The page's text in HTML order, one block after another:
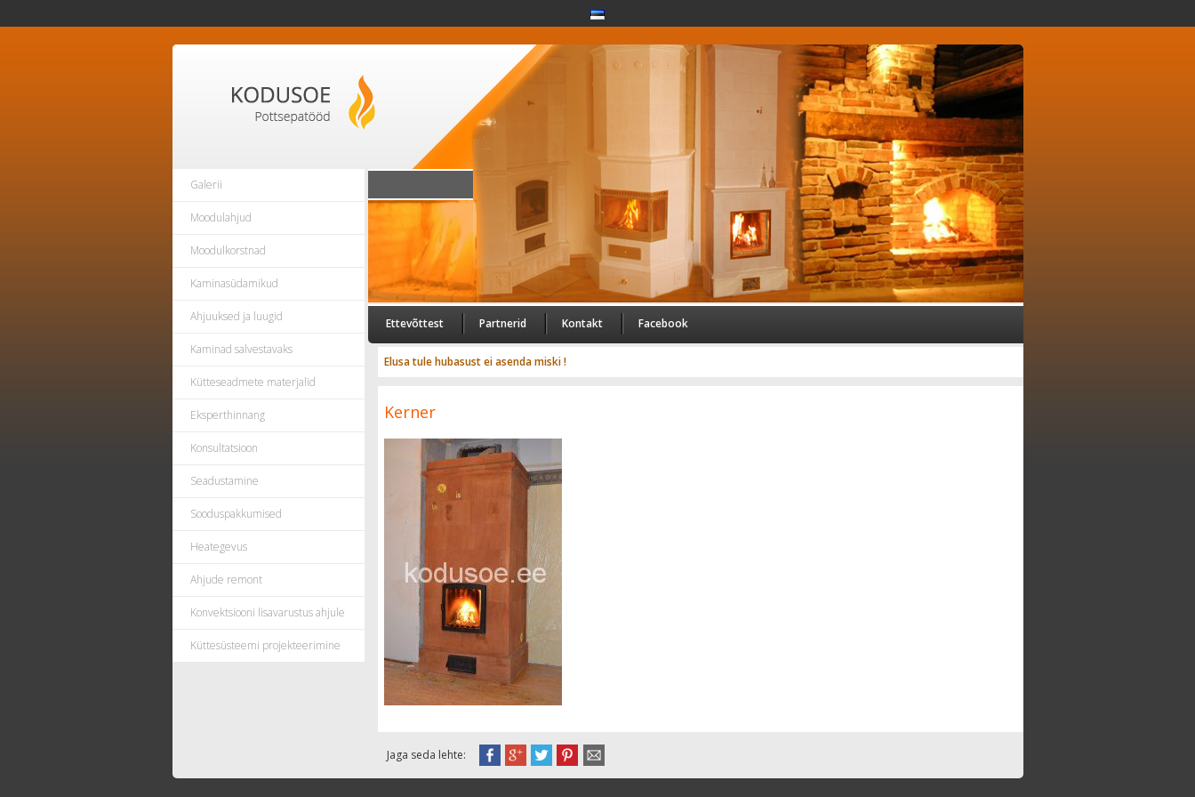
Galerii
Moodulahjud
Moodulkorstnad
Kaminasüdamikud
Ahjuuksed ja luugid
Kaminad salvestavaks
Kütteseadmete materjalid
Eksperthinnang
Konsultatsioon
Seadustamine
Sooduspakkumised
Heategevus
Ahjude remont
Konvektsiooni lisavarustus ahjule
Küttesüsteemi projekteerimine
Ettevõttest Partnerid Kontakt Facebook
Elusa tule hubasust ei asenda miski !
Kerner
Jaga seda lehte: